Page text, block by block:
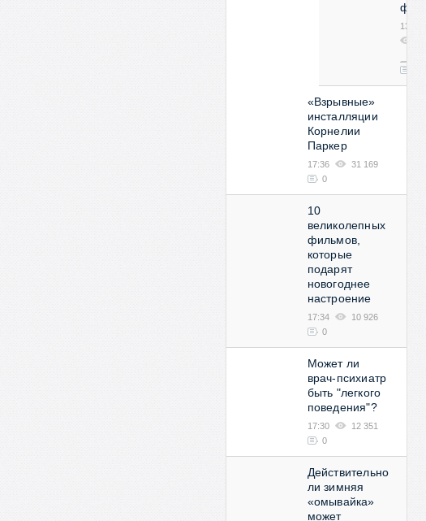
13:53
«Взрывные»
инсталляции
Корнелии
Паркер
17:36
31 169
0
10
великолепных
фильмов,
которые
подарят
новогоднее
настроение
17:34
10 926
0
Может ли
врач-психиатр
быть "легкого
поведения"?
17:30
12 351
0
Действительно
ли зимняя
«омывайка»
может